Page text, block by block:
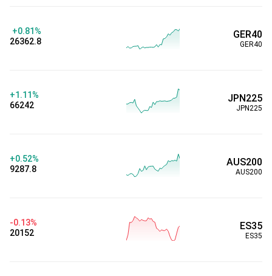
GER40
GER40
+0.81%
26362.8
JPN225
JPN225
+1.11%
66242
AUS200
AUS200
+0.52%
9287.8
ES35
ES35
-0.13%
20152